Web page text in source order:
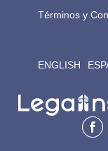
Términos y
ENGLISH